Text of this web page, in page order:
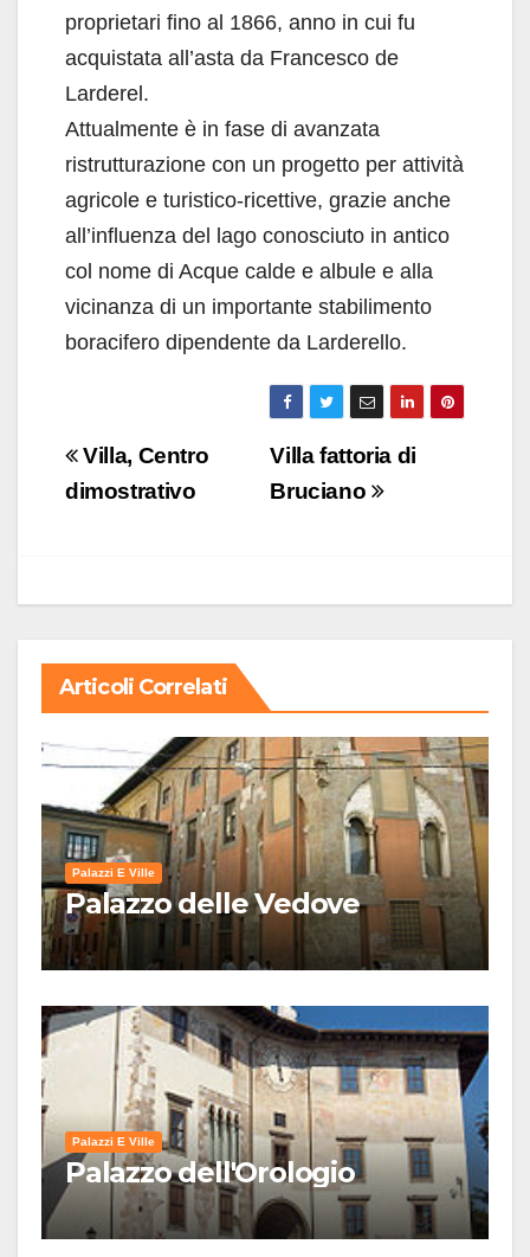
proprietari fino al 1866, anno in cui fu
acquistata all’asta da Francesco de
Larderel.
Attualmente è in fase di avanzata
ristrutturazione con un progetto per attività
agricole e turistico-ricettive, grazie anche
all’influenza del lago conosciuto in antico
col nome di Acque calde e albule e alla
vicinanza di un importante stabilimento
boracifero dipendente da Larderello.
Navigazione
articoli
Villa fattoria di
Bruciano
Villa, Centro
dimostrativo
Articoli Correlati
Palazzi E Ville
Palazzo delle Vedove
Palazzi E Ville
Palazzo dell'Orologio